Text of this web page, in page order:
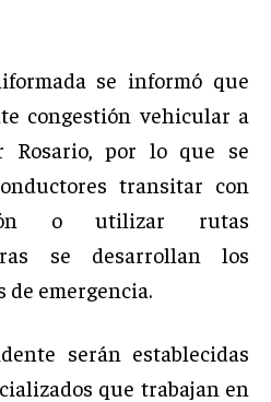
se informó que
congestión vehicular a
por lo que se
transitar con
o utilizar rutas
se desarrollan los
de emergencia.
serán establecidas
que trabajan en